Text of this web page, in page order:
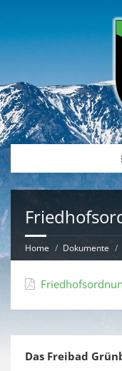
Home Dokumente
Das Freibad